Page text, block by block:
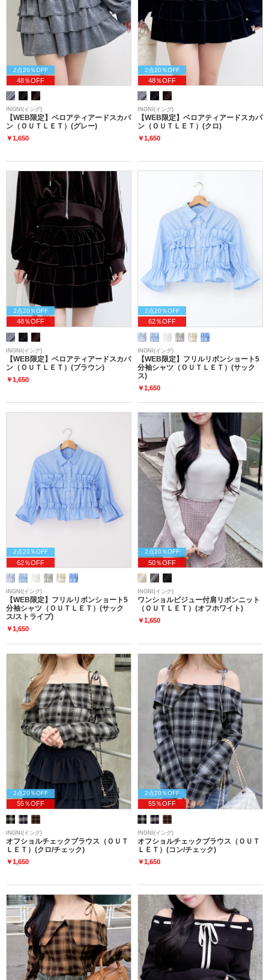
2点20％OFF
48％OFF
INGNI(イング)
【WEB限定】ベロアティアードスカパ
ン（ＯＵＴＬＥＴ）(グレー)
￥1,650
2点20％OFF
48％OFF
INGNI(イング)
【WEB限定】ベロアティアードスカパ
ン（ＯＵＴＬＥＴ）(クロ)
￥1,650
2点20％OFF
48％OFF
INGNI(イング)
【WEB限定】ベロアティアードスカパ
ン（ＯＵＴＬＥＴ）(ブラウン)
￥1,650
2点20％OFF
62％OFF
INGNI(イング)
【WEB限定】フリルリボンショート5
分袖シャツ（ＯＵＴＬＥＴ）(サック
ス)
￥1,650
2点20％OFF
62％OFF
INGNI(イング)
【WEB限定】フリルリボンショート5
分袖シャツ（ＯＵＴＬＥＴ）(サック
ス/ストライプ)
￥1,650
2点20％OFF
50％OFF
INGNI(イング)
ワンショルビジュー付肩リボンニット
（ＯＵＴＬＥＴ）(オフホワイト)
￥1,650
2点20％OFF
55％OFF
INGNI(イング)
オフショルチェックブラウス（ＯＵＴ
ＬＥＴ）(クロ/チェック)
￥1,650
2点20％OFF
55％OFF
INGNI(イング)
オフショルチェックブラウス（ＯＵＴ
ＬＥＴ）(コン/チェック)
￥1,650